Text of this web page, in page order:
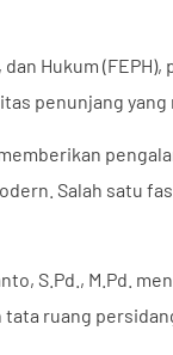
Hukum
penunjang
Salah satu
S.Pd., M.Pd.
ruang